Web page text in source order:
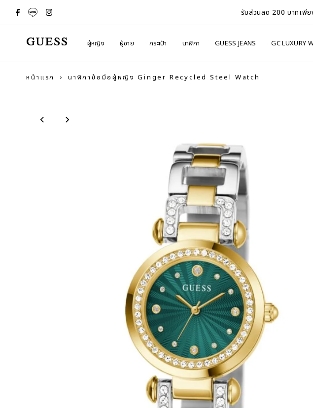
รับส่วนลด 200 บาทเพีย
ผู้หญิง ผู้ชาย กระเป๋า นาฬิกา GUESS JEANS GC LUXURY
หน้าแรก › นาฬิกาข้อมือผู้หญิง Ginger Recycled Steel Watch